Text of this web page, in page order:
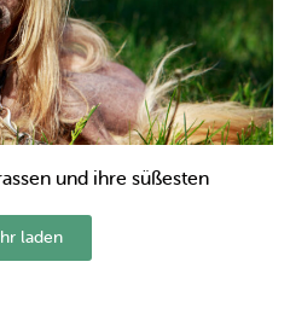
und ihre süßesten
laden